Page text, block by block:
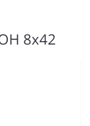
8x42